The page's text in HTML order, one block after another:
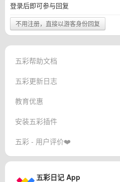
登录后即可参与回复
不用注册，直接以游客身份回复
五彩帮助文档
五彩更新日志
教育优惠
安装五彩插件
五彩 - 用户评价❤️
五彩日记 App